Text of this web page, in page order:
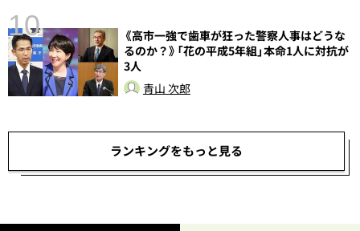
10
《高市一強で歯車が狂った警察人事はどうな
るのか？》「花の平成5年組」本命1人に対抗が
3人
青山 次郎
ランキングをもっと見る